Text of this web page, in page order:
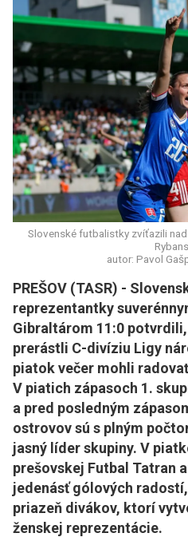
Slovenské futbalistky zvíťazili
autor: Pavol
PREŠOV (TASR) -
reprezentantky
Gibraltárom 11:0
prerástli C-divíziu Ligy
piatok večer mohli
V piatich zápasoch 1.
a pred posledným
ostrovov sú s plným
jasný líder skupiny. V
prešovskej Futbal Tatran
jedenásť gólových
priazeň divákov, ktorí
ženskej reprezentácie.